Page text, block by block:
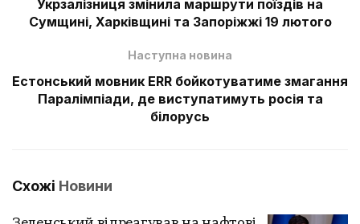
Укрзалізниця змінила маршрути поїздів на
Сумщині, Харківщині та Запоріжжі 19 лютого
Наступна новина
Естонський мовник ERR бойкотуватиме змагання
Паралімпіади, де виступатимуть росія та
білорусь
Схожі Новини